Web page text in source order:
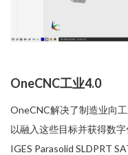
OneCNC工业4.0
OneCNC解决了制造业向
以融入这些目标并获得数
IGES Parasolid SLDPRT